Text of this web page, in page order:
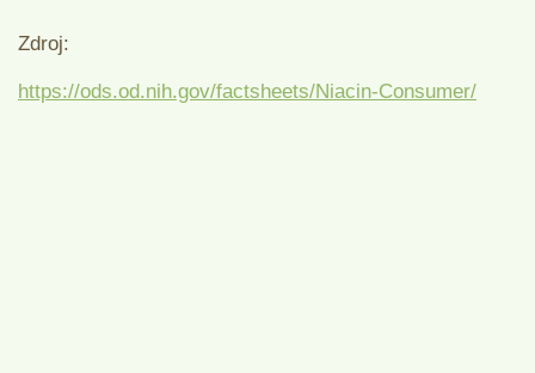
Zdroj:
https://ods.od.nih.gov/factsheets/Niacin-Consumer/